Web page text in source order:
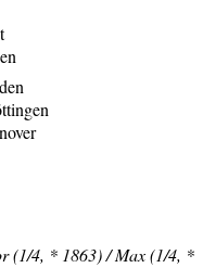
(1/4, * 1863) / Max (1/4, *